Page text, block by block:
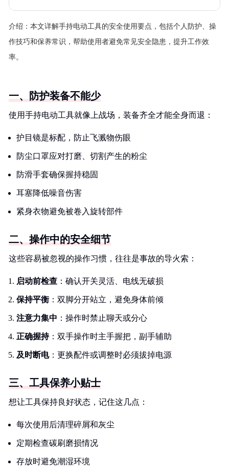
介绍： 本文详解手持电动工具的安全使用要点，包括个人防护、操
作技巧和保养常识，帮助使用者避免常见安全隐患，提升工作效
率。
一、防护装备不能少
使用手持电动工具就像上战场，装备齐全才能全身而退：
护目镜是标配，防止飞溅物伤眼
防尘口罩应对打磨、切割产生的粉尘
防滑手套确保握持稳固
耳塞降低噪音伤害
紧身衣物避免被卷入旋转部件
二、操作中的安全细节
这些容易被忽视的操作习惯，往往是事故的导火索：
启动前检查 ：确认开关灵活、电线无破损
保持平衡 ：双脚分开站立，避免身体前倾
注意力集中 ：操作时禁止聊天或分心
正确握持：双手操作时主手握把，副手辅助
及时断电：更换配件或调整时必须拔掉电源
三、工具保养小贴士
想让工具保持良好状态，记住这几点：
每次使用后清理碎屑和灰尘
定期检查碳刷磨损情况
存放时避免潮湿环境